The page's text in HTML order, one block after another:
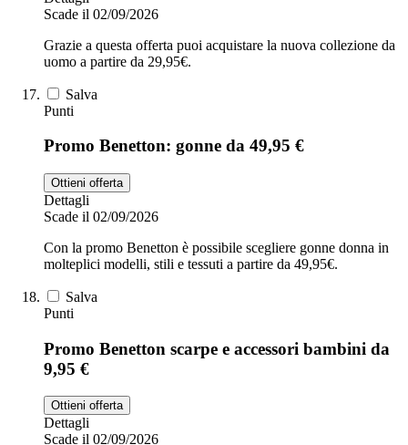
Scade il 02/09/2026
Grazie a questa offerta puoi acquistare la nuova collezione da
uomo a partire da 29,95€.
Salva
Punti
Promo Benetton: gonne da 49,95 €
Ottieni offerta
Dettagli
Scade il 02/09/2026
Con la promo Benetton è possibile scegliere gonne donna in
molteplici modelli, stili e tessuti a partire da 49,95€.
Salva
Punti
Promo Benetton scarpe e accessori bambini da
9,95 €
Ottieni offerta
Dettagli
Scade il 02/09/2026